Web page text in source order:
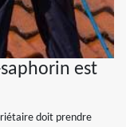
est
doit prendre